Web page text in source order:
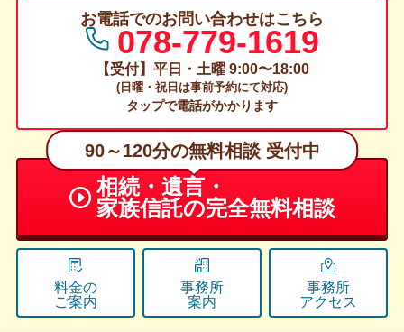
お電話でのお問い合わせはこちら
078-779-1619
【受付】平日・土曜 9:00〜18:00
(日曜・祝日は事前予約にて対応)
タップで電話がかかります
90～120分の無料相談 受付中
相続・遺言・
家族信託の完全無料相談
料金の
ご案内
事務所
案内
事務所
アクセス